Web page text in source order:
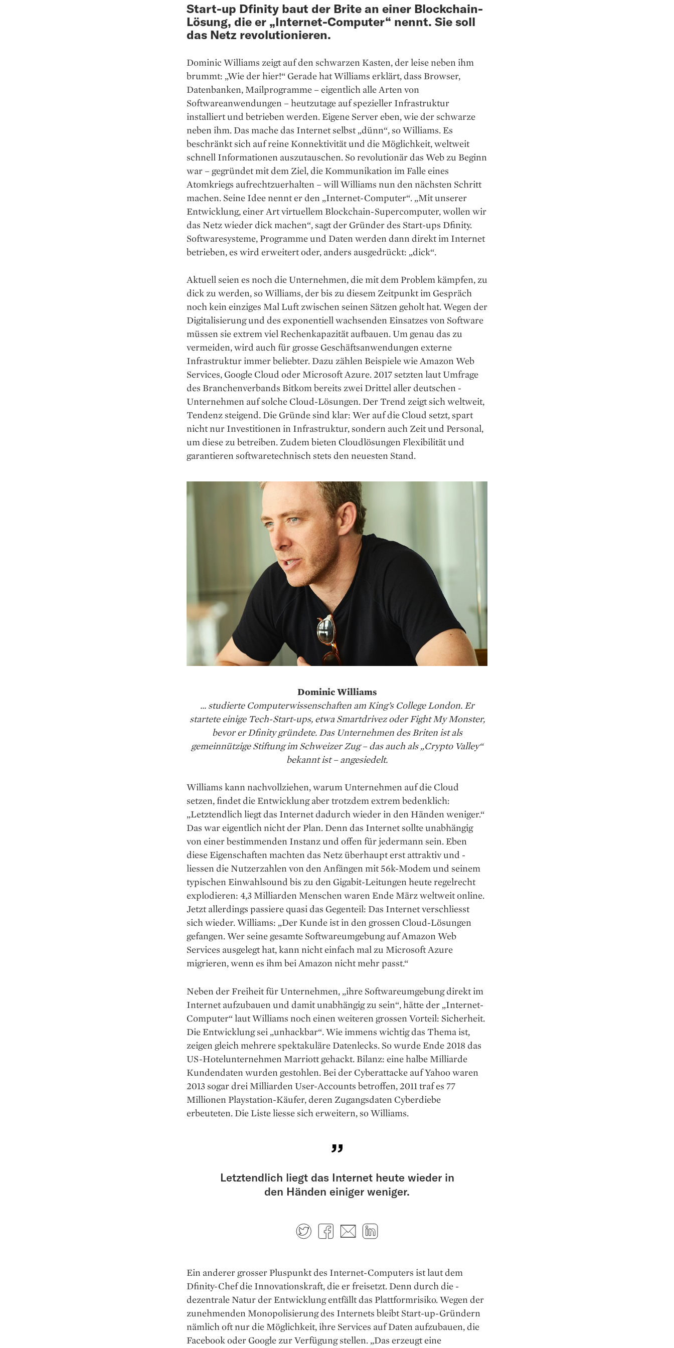
Start-up Dfinity baut der Brite an einer Blockchain-
Lösung, die er „Internet-Computer“ nennt. Sie soll
das Netz revolutionieren.
Dominic Williams zeigt auf den schwarzen ­­Kasten, der leise neben ihm
brummt: „Wie der hier!“ Gerade hat Williams erklärt, dass ­Browser,
Datenbanken, Mailprogramme – eigentlich alle Arten von
Softwareanwendungen – heutzutage auf spezieller Infrastruktur
installiert und ­betrieben werden. Eigene Server eben, wie der schwarze
neben ihm. Das mache das Internet selbst „dünn“, so Williams. Es
beschränkt sich auf ­reine Konnektivität und die Möglichkeit, weltweit
schnell Informationen auszutauschen. So ­revolutionär das Web zu Beginn
war – ­gegründet mit dem Ziel, die Kommunikation im Falle ­eines
Atomkriegs aufrechtzuerhalten – will Willi­ams nun den nächsten Schritt
machen. ­Seine Idee nennt er den „Internet-Computer“. „Mit ­unserer
Entwicklung, einer Art virtuellem Blockchain-Supercomputer, wollen wir
das Netz wieder dick machen“, sagt der Gründer des Start-ups Dfinity.
Softwaresysteme, Programme und ­Daten werden dann direkt im Internet
betrieben, es wird erweitert oder, anders ausgedrückt: „dick“.
Aktuell seien es noch die Unternehmen, die mit dem Problem kämpfen, zu
dick zu werden, so Williams, der bis zu diesem Zeitpunkt im Gespräch
noch kein einziges Mal Luft zwischen seinen Sätzen geholt hat. Wegen der
Digitalisierung und des exponentiell wachsenden Einsatzes von Software
müssen sie extrem viel Rechenkapazität aufbauen. Um genau das zu
vermeiden, wird auch für grosse Geschäftsanwendungen externe
Infrastruktur immer beliebter. Dazu zählen ­Beispiele wie Amazon Web
Services, ­Google Cloud oder Microsoft Azure. 2017 setzten laut ­Umfrage
des Branchenverbands Bitkom bereits zwei ­Drittel ­aller deutschen ­
Unternehmen auf solche Cloud-Lösungen. Der Trend zeigt sich weltweit,
Tendenz steigend. Die Gründe sind klar: Wer auf die Cloud setzt, spart
nicht nur Investitionen in Infrastruktur, sondern auch Zeit und ­Personal,
um diese zu betreiben. Zudem bieten Cloud­lösungen Flexibilität und
garantieren softwaretechnisch stets den neuesten Stand.
Dominic Williams
... studierte Computerwissenschaften am King’s College London. Er
startete einige Tech-Start-ups, etwa Smartdrivez oder Fight My Monster,
bevor er Dfinity gründete. Das Unternehmen des Briten ist als
gemeinnützige Stiftung im Schweizer Zug – das auch als „Crypto Valley“
bekannt ist – angesiedelt.
Williams kann nachvollziehen, warum ­Unternehmen auf die Cloud
setzen, findet die Entwicklung aber trotzdem extrem bedenklich:
„Letztendlich liegt das Internet dadurch ­wieder in den Händen weniger.“
Das war eigentlich nicht der Plan. Denn das Internet sollte unabhängig
von einer bestimmenden Instanz und offen für ­jedermann sein. Eben
diese Eigenschaften machten das Netz überhaupt erst attraktiv und ­
liessen die Nutzerzahlen von den Anfängen mit 56k-­Modem und seinem
typischen Einwahlsound bis zu den Gigabit-Leitungen heute regelrecht
explodieren: 4,3 Milliarden Menschen waren Ende März weltweit online.
Jetzt allerdings ­passiere quasi das Gegenteil: Das Internet verschliesst
sich wieder. Williams: „Der Kunde ist in den grossen Cloud-Lösungen
gefangen. Wer seine gesamte Softwareumgebung auf Amazon Web
Services ausgelegt hat, kann nicht einfach mal zu Microsoft Azure
migrieren, wenn es ihm bei Amazon nicht mehr passt.“
Neben der Freiheit für Unternehmen, „ihre Softwareumgebung direkt im
Internet aufzubauen und damit unabhängig zu sein“, hätte der „Internet-
Computer“ laut Williams noch einen weiteren grossen Vorteil: Sicherheit.
Die Entwicklung sei „unhackbar“. Wie immens wichtig das Thema ist,
zeigen gleich mehrere spekta­kuläre Datenlecks. So wurde Ende 2018 das
US-­Hotel­unternehmen Marriott gehackt. ­Bilanz: eine ­halbe Milliarde
Kundendaten wurden ­gestohlen. Bei der Cyberattacke auf Yahoo waren
2013 sogar drei Milliarden User-Accounts betroffen, 2011 traf es 77
Millionen Playstation-Käufer, deren Zugangsdaten Cyberdiebe
erbeuteten. Die Liste ­liesse sich erweitern, so Williams.
Letztendlich liegt das Internet heute wieder in
den Händen einiger weniger.
TwitterFacebook
E-mail
Ein anderer grosser Pluspunkt des Internet-­Computers ist laut dem
Dfinity-Chef die Innovationskraft, die er freisetzt. Denn durch die ­
dezentrale Natur der Entwicklung entfällt das Plattformrisiko. Wegen der
zunehmenden Monopolisierung des Internets bleibt Start-up-Gründern
nämlich oft nur die Möglichkeit, ihre Services auf Daten aufzubauen, die
Facebook oder Google zur Verfügung stellen. „Das erzeugt eine